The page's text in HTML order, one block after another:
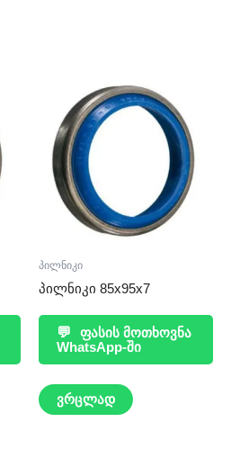
პილნიკი
პილნიკი 85x95x7
💬
ფასის მოთხოვნა
WhatsApp-ში
ვრცლად